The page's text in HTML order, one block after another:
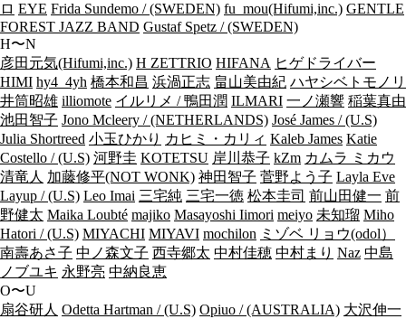
ロ EYE Frida Sundemo / (SWEDEN) fu_mou(Hifumi,inc.) GENTLE
FOREST JAZZ BAND Gustaf Spetz / (SWEDEN)
H〜N
彦田元気(Hifumi,inc.) H ZETTRIO HIFANA ヒゲドライバー
HIMI hy4_4yh 橋本和昌 浜渦正志 畠山美由紀 ハヤシベトモノリ
井筒昭雄 illiomote イルリメ / 鴨田潤 ILMARI 一ノ瀬響 稲葉真由
池田智子 Jono Mcleery / (NETHERLANDS) José James / (U.S)
Julia Shortreed 小玉ひかり カヒミ・カリィ Kaleb James Katie
Costello / (U.S) 河野圭 KOTETSU 岸川恭子 kZm カムラ ミカウ
清竜人 加藤修平(NOT WONK) 神田智子 菅野よう子 Layla Eve
Layup / (U.S) Leo Imai 三宅純 三宅一徳 松本圭司 前山田健一 前
野健太 Maika Loubté majiko Masayoshi Iimori meiyo 未知瑠 Miho
Hatori / (U.S) MIYACHI MIYAVI mochilon ミゾベ リョウ(odol）
南壽あさ子 中ノ森文子 西寺郷太 中村佳穂 中村まり Naz 中島
ノブユキ 永野亮 中納良恵
O〜U
扇谷研人 Odetta Hartman / (U.S) Opiuo / (AUSTRALIA) 大沢伸一